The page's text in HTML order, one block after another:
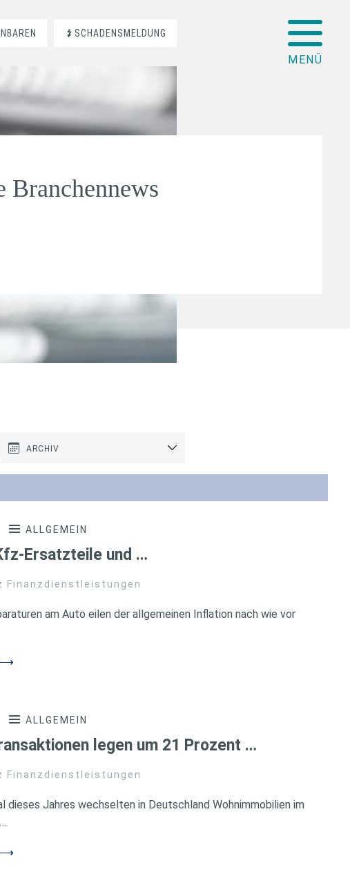
SCHADENSMELDUNG
Branchennews
ARCHIV
ALLGEMEIN
Ersatzteile und …
Finanzdienstleistungen
am Auto eilen der allgemeinen Inflation nach wie vor
ALLGEMEIN
legen um 21 Prozent …
Finanzdienstleistungen
dieses Jahres wechselten in Deutschland Wohnimmobilien im